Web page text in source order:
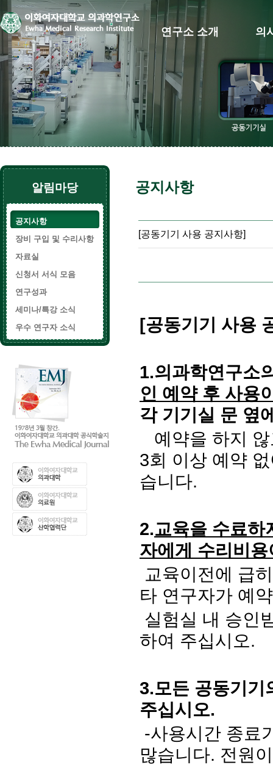
연구소 소개 의
알림마당
공지사항
장비 구입 및 수리사항
자료실
신청서 서식 모음
연구성과
세미나/특강 소식
우수 연구자 소식
공지사항
[공동기기 사용 공지사항]
[공동기기 사용
1.의과학연구소
인 예약 후 사용
각 기기실 문 옆
예약을 하지
3회 이상 예약
습니다.
2.교육을 수료하
자에게 수리비
교육이전에 급
타 연구자가 예
실험실 내 승인
하여 주십시오.
3.모든 공동기기
주십시오.
-사용시간 종료
많습니다. 전원